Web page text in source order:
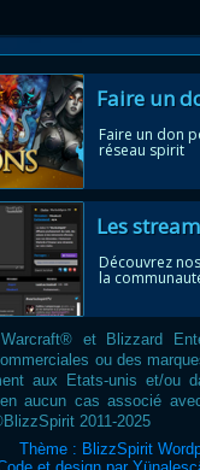
Faire un
Faire un don
réseau spirit
Les
Découvrez
la
et Blizzard
ou des
aux Etats-unis et/ou
aucun cas associé
2011-2025
Thème : BlizzSpirit